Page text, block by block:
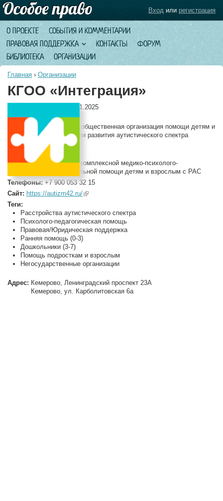
О ПРОЕКТЕ
СОБЫТИЯ И КОММЕНТАРИИ
ПРАВОВАЯ ПОДДЕРЖКА
КОНТАКТЫ
ФОРУМ
БИБЛИОТЕКА
ОРГАНИЗАЦИИ
Вход или регистрация
Главная › Организации
КГОО «Интеграция»
10.11.2025
Полное название:
Кемеровская городская общественная организация помощи детям и
взрослым с нарушениями развития аутистического спектра
«Интеграция»
Описание:
Оказание содействия в комплексной медико-психолого-
педагогической и социальной помощи детям и взрослым с РАС
Телефоны:+7 900 053 32 15
Сайт: https://autizm42.ru/(link is external)
Теги:
Расстройства аутистического спектра
Психолого-педагогическая помощь
Правовая/Юридическая поддержка
Ранняя помощь (0-3)
Дошкольники (3-7)
Помощь подросткам и взрослым
Негосударственные организации
Адрес: Кемерово, Ленинградский проспект 23А
Кемерово, ул. Карболитовская 6а